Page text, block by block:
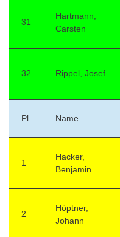
31
Hartmann,
Carsten
32 Rippel, Josef
Pl Name
1
Hacker,
Benjamin
2
Höptner,
Johann